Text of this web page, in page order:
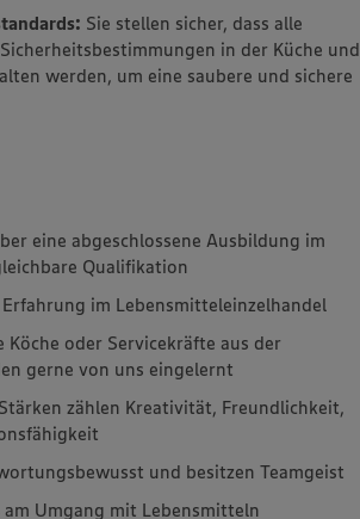
Sie stellen sicher, dass alle
in der Küche und
werden, um eine saubere und sichere
eine abgeschlossene Ausbildung im
Qualifikation
Erfahrung im Lebensmitteleinzelhandel
oder Servicekräfte aus der
gerne von uns eingelernt
zählen Kreativität, Freundlichkeit,
und besitzen Teamgeist
am Umgang mit Lebensmitteln